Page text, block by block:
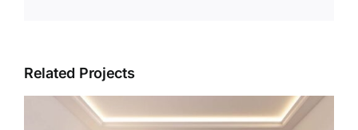
Related Projects